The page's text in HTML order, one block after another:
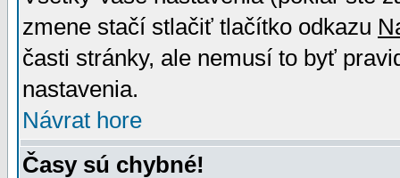
zmene stačí stlačiť tlačítko odkazu
časti stránky, ale nemusí to byť
nastavenia.
Návrat hore
Časy sú chybné!